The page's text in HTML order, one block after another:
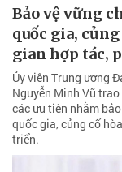
Bảo vệ vững
quốc gia,
gian hợp tác,
Ủy viên Trung ương
Nguyễn Minh Vũ
các ưu tiên nhằm
quốc gia, củng cố
triển.